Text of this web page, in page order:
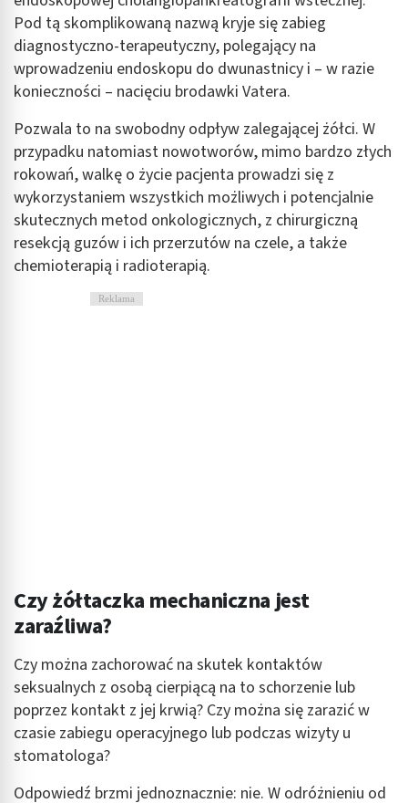
Pod tą skomplikowaną nazwą kryje się zabieg
diagnostyczno-terapeutyczny, polegający na
wprowadzeniu endoskopu do dwunastnicy i – w razie
konieczności – nacięciu brodawki Vatera.
Pozwala to na swobodny odpływ zalegającej żółci. W
przypadku natomiast nowotworów, mimo bardzo złych
rokowań, walkę o życie pacjenta prowadzi się z
wykorzystaniem wszystkich możliwych i potencjalnie
skutecznych metod onkologicznych, z chirurgiczną
resekcją guzów i ich przerzutów na czele, a także
chemioterapią i radioterapią.
Reklama
Czy żółtaczka mechaniczna jest
zaraźliwa?
Czy można zachorować na skutek kontaktów
seksualnych z osobą cierpiącą na to schorzenie lub
poprzez kontakt z jej krwią? Czy można się zarazić w
czasie zabiegu operacyjnego lub podczas wizyty u
stomatologa?
Odpowiedź brzmi jednoznacznie: nie. W odróżnieniu od
Identyfikowanie urządzeń na podstawie
aktywnie żądanych informacji
Cele przetwarzania inne niż IAB:
Niezbędne
Wydajność (Performance)
Reklama / śledzenie